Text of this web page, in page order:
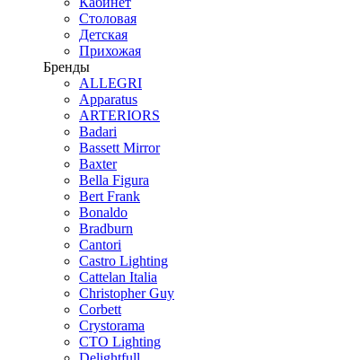
Столовая
Детская
Прихожая
Бренды
ALLEGRI
Apparatus
ARTERIORS
Badari
Bassett Mirror
Baxter
Bella Figura
Bert Frank
Bonaldo
Bradburn
Cantori
Castro Lighting
Cattelan Italia
Christopher Guy
Corbett
Crystorama
CTO Lighting